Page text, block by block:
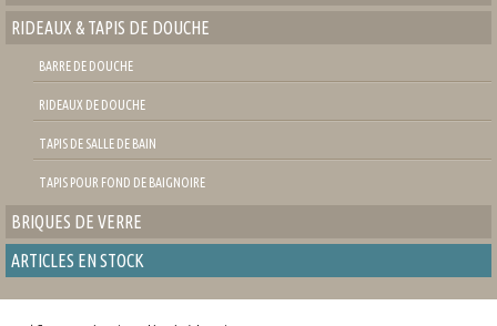
RIDEAUX & TAPIS DE DOUCHE
BARRE DE DOUCHE
RIDEAUX DE DOUCHE
TAPIS DE SALLE DE BAIN
TAPIS POUR FOND DE BAIGNOIRE
BRIQUES DE VERRE
ARTICLES EN STOCK